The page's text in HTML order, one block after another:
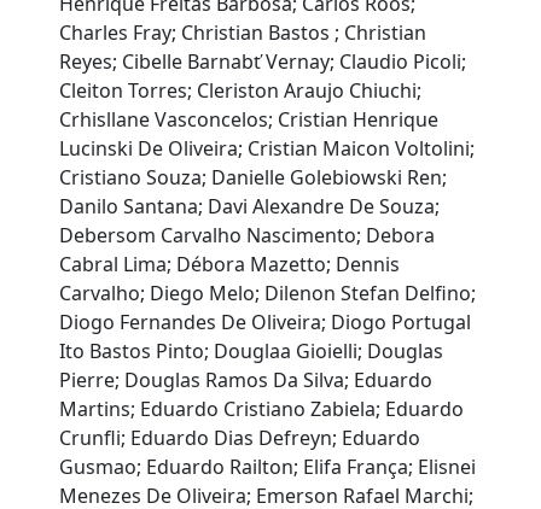
Charles Fray; Christian Bastos ; Christian
Reyes; Cibelle Barnabť Vernay; Claudio Picoli;
Cleiton Torres; Cleriston Araujo Chiuchi;
Crhisllane Vasconcelos; Cristian Henrique
Lucinski De Oliveira; Cristian Maicon Voltolini;
Cristiano Souza; Danielle Golebiowski Ren;
Danilo Santana; Davi Alexandre De Souza;
Debersom Carvalho Nascimento; Debora
Cabral Lima; Débora Mazetto; Dennis
Carvalho; Diego Melo; Dilenon Stefan Delfino;
Diogo Fernandes De Oliveira; Diogo Portugal
Ito Bastos Pinto; Douglaa Gioielli; Douglas
Pierre; Douglas Ramos Da Silva; Eduardo
Martins; Eduardo Cristiano Zabiela; Eduardo
Crunfli; Eduardo Dias Defreyn; Eduardo
Gusmao; Eduardo Railton; Elifa França; Elisnei
Menezes De Oliveira; Emerson Rafael Marchi;